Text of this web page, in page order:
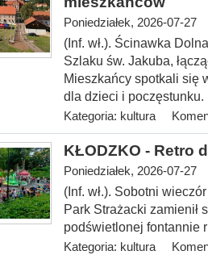
Poniedziałek, 2026-07-27
(Inf. wł.). Ścinawka
Szlaku św. Jakuba,
Mieszkańcy spotkali się
dla dzieci i poczęstunku.
Kategoria: kultura
KŁODZKO - Retro
Poniedziałek, 2026-07-27
(Inf. wł.). Sobotni
Park Strażacki zamienił
podświetlonej fontannie
Kategoria: kultura